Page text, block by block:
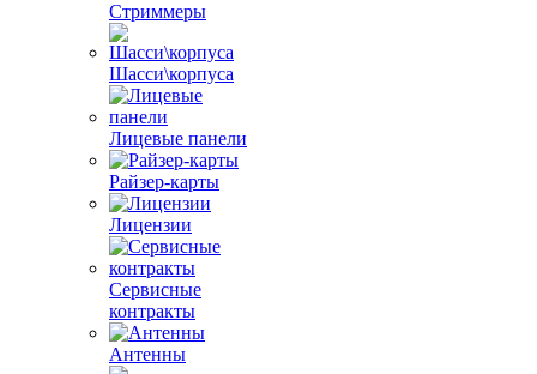
Стриммеры
Шасси\корпуса
Лицевые панели
Райзер-карты
Лицензии
Сервисные
контракты
Антенны